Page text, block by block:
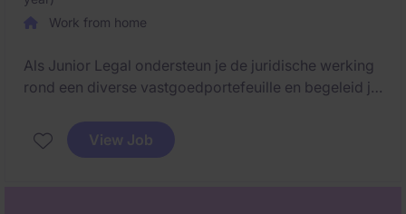
Work from home
Als Junior Legal ondersteun je de juridische werking
rond een diverse vastgoedportefeuille en begeleid je
financiering en contractbeheer. Je werkt nauw samen
met verschillende interne departementen en krijgt de
View Job